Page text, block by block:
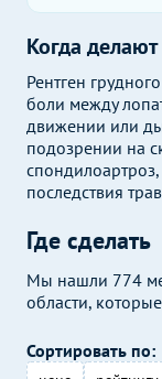
Где сделать
Мы нашли 774
области,
Сортировать по:
Когда делают
Рентген
боли между
движении или
подозрении на
последствия